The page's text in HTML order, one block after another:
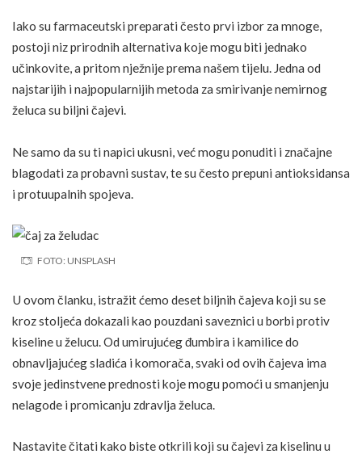
Iako su farmaceutski preparati često prvi izbor za mnoge,
postoji niz prirodnih alternativa koje mogu biti jednako
učinkovite, a pritom nježnije prema našem tijelu. Jedna od
najstarijih i najpopularnijih metoda za smirivanje nemirnog
želuca su biljni čajevi.
Ne samo da su ti napici ukusni, već mogu ponuditi i značajne
blagodati za probavni sustav, te su često prepuni antioksidansa
i protuupalnih spojeva.
FOTO: UNSPLASH
U ovom članku, istražit ćemo deset biljnih čajeva koji su se
kroz stoljeća dokazali kao pouzdani saveznici u borbi protiv
kiseline u želucu. Od umirujućeg đumbira i kamilice do
obnavljajućeg sladića i komorača, svaki od ovih čajeva ima
svoje jedinstvene prednosti koje mogu pomoći u smanjenju
nelagode i promicanju zdravlja želuca.
Nastavite čitati kako biste otkrili koji su čajevi za kiselinu u